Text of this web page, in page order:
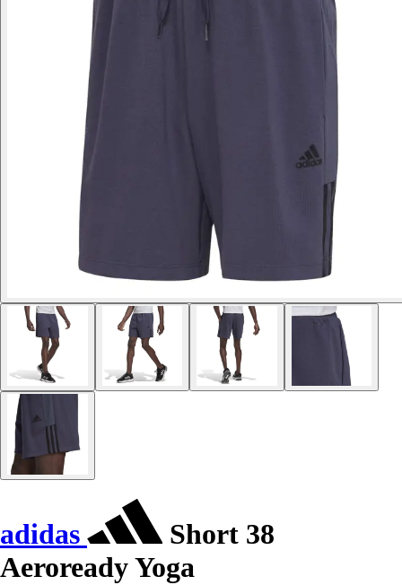
adidas
Short 38
Aeroready Yoga